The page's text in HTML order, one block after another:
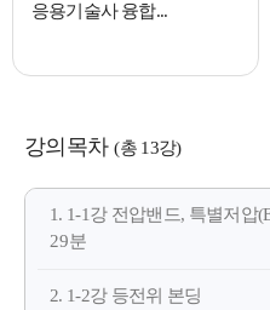
응용기술사 융합...
강의목차 (총 13강)
1. 1-1강 전압밴드, 특별저압
29분
2. 1-2강 등전위 본딩